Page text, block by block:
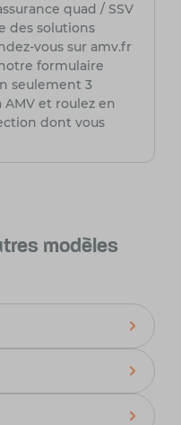
quad / SSV
des solutions
vous sur amv.fr
formulaire
seulement 3
et roulez en
dont vous
modèles